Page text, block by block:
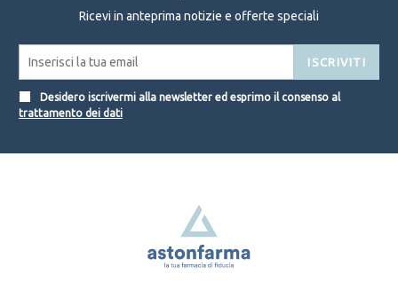
Ricevi in anteprima notizie e offerte speciali
ISCRIVITI
Desidero iscrivermi alla newsletter ed esprimo il consenso al
trattamento dei dati